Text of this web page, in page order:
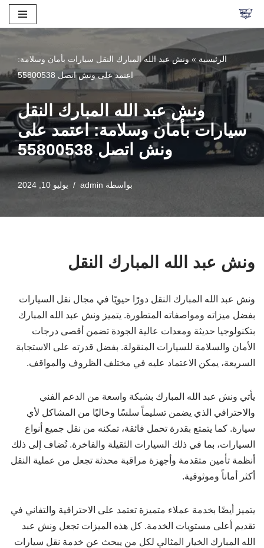
تخطى
إلى
المحتوى
الرئيسية » ونش عبد الله المبارك النقل سيارات بأمان وسلامة:
اعتمد على ونش اتصل 55800538
ونش عبد الله المبارك النقل
سيارات بأمان وسلامة: اعتمد على
ونش اتصل 55800538
بواسطة admin يوليو 10, 2024
ونش عبد الله المبارك النقل
ونش عبد الله المبارك النقل دورًا حيويًا في مجال نقل السيارات
بفضل ميزاته ومواصفاته المتطورة. يتميز ونش عبد الله المبارك
بتكنولوجيا حديثة ومعدات عالية الجودة تضمن أقصى درجات
الأمان والسلامة للسيارات المنقولة. بفضل قدرته على الاستجابة
السريعة، يمكن الاعتماد عليه في مختلف الظروف والمواقف.
يأتي ونش عبد الله المبارك بشبكة واسعة من الدعم الفني
والاحترافي الذي يضمن تسليماً سلسًا وخاليًا من المشاكل لأي
سيارة. كما يتمتع بقدرة تحمل فائقة، تمكنه من نقل جميع أنواع
السيارات، بما في ذلك السيارات الثقيلة والفاخرة. تُضاف إلى ذلك
أنظمة تأمين متقدمة وأجهزة مراقبة محدثة تجعل من عملية النقل
أكثر أماناً وموثوقية.
يتميز أيضًا بخدمة عملاء متميزة تعتمد على الاحترافية والتفاني في
تقديم أعلى مستويات الخدمة. كل هذه الميزات تجعل ونش عبد
الله المبارك الخيار المثالي لكل من يبحث عن خدمة نقل سيارات